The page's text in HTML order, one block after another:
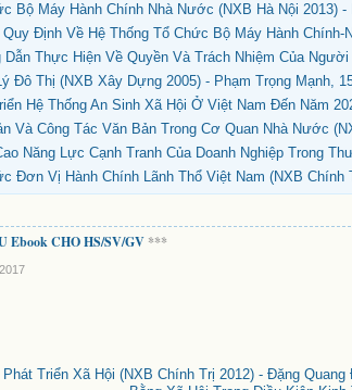
Bộ Máy Hành Chính Nhà Nước (NXB Hà Nội 2013) -
Quy Định Về Hệ Thống Tổ Chức Bộ Máy Hành
Dẫn Thực Hiện Về Quyền Và Trách Nhiệm Của
Đô Thị (NXB Xây Dựng 2005) - Phạm Trọng Mạnh,
Hệ Thống An Sinh Xã Hội Ở Việt Nam Đến Năm
Và Công Tác Văn Bản Trong Cơ Quan Nhà Nước
Năng Lực Cạnh Tranh Của Doanh Nghiệp Trong
Đơn Vị Hành Chính Lãnh Thổ Việt Nam (NXB Chính
Ebook CHO HS/SV/GV ***
Triển Xã Hội (NXB Chính Trị 2012) - Đặng Quang